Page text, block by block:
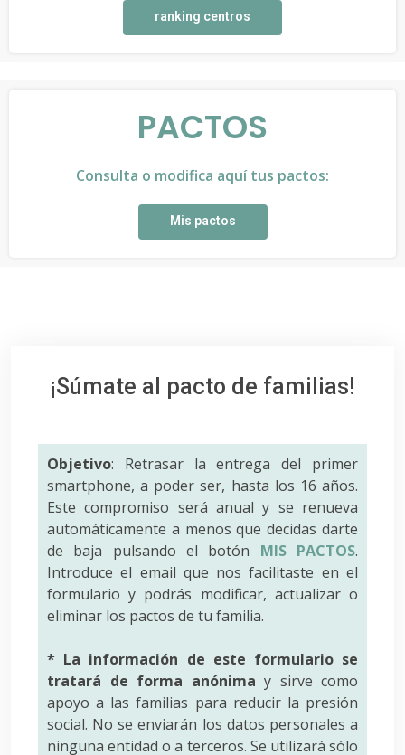
ranking centros
PACTOS
Consulta o modifica aquí tus pactos:
Mis pactos
¡Súmate al pacto de familias!
Objetivo: Retrasar la entrega del primer
smartphone, a poder ser, hasta los 16 años.
Este compromiso será anual y se renueva
automáticamente a menos que decidas darte
de baja pulsando el botón MIS PACTOS.
Introduce el email que nos facilitaste en el
formulario y podrás modificar, actualizar o
eliminar los pactos de tu familia.
* La información de este formulario se
tratará de forma anónima y sirve como
apoyo a las familias para reducir la presión
social. No se enviarán los datos personales a
ninguna entidad o a terceros. Se utilizará sólo